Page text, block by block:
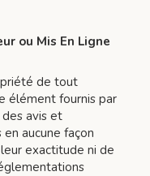
ou Mis En Ligne
de tout
élément fournis par
avis et
aucune façon
exactitude ni de